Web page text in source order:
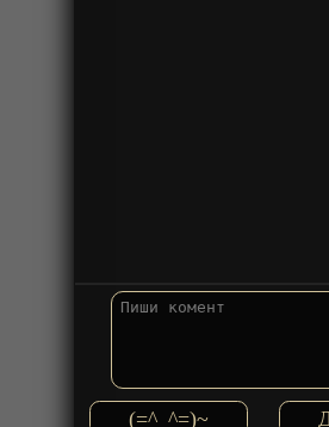
(=^_^=)~